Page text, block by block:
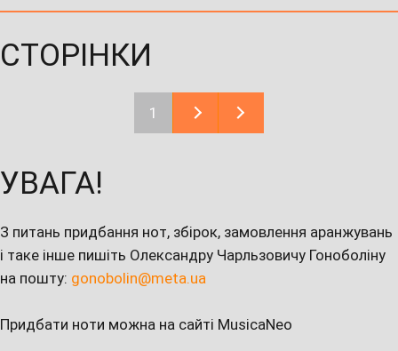
СТОРІНКИ
1
УВАГА!
З питань придбання нот, збірок, замовлення аранжувань
і таке інше пишіть Олександру Чарльзовичу Гоноболіну
на пошту: gonobolin@meta.ua
Придбати ноти можна на сайті MusicaNeo